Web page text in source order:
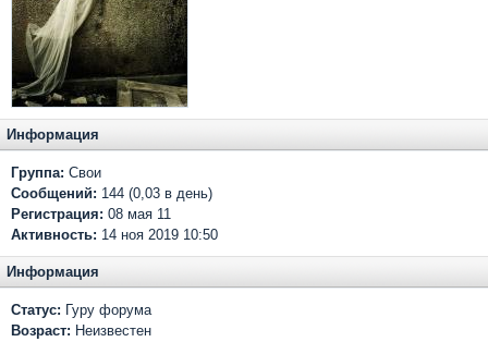
Информация
Группа: Свои
Сообщений: 144 (0,03 в день)
Регистрация: 08 мая 11
Активность: 14 ноя 2019 10:50
Информация
Статус: Гуру форума
Возраст: Неизвестен